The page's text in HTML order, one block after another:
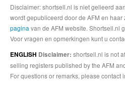
Disclaimer: shortsell.nl is niet gelieerd
wordt gepubliceerd door de AFM en
pagina van de AFM website. Shortsell.nl
Voor vragen en opmerkingen kunt u
ENGLISH Disclaimer: shortsell.nl is not
selling registers published by the AFM
For questions or remarks, please contact